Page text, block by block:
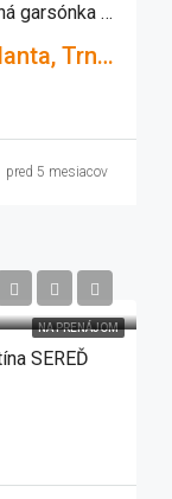
PREDANÉ ! Moderná, prakticky riešená garsónka v novostavbe MEANDER Sereď
Kukučínova, Sereď, okres Galanta, Trnavský kraj, Západné Slovensko, 926 01, Slovensko
pred 5 mesiacov
NA PRENÁJOM
SEREĎ